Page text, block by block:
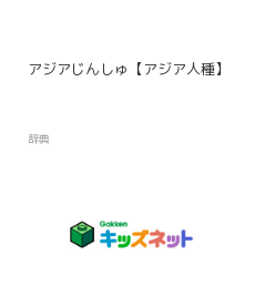
アジアじんしゅ【アジア人種】
辞典